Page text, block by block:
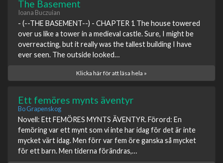
The Basement
Ioana Buczuian
- (--THE BASEMENT--) - CHAPTER 1 The house towered
over us like a tower in a medieval castle. Sure, I might be
overreacting, but it really was the tallest building I have
ever seen. The outside looked…
Klicka här för att läsa hela »
Ett femöres mynts äventyr
Bo Grapenskog
Novell: Ett FEMÖRES MYNTS ÄVENTYR. Förord: En
femöring var ett mynt som vi inte har idag för det är inte
mycket värt idag. Men förr var fem öre ganska så mycket
för ett barn. Men tiderna förändras,…